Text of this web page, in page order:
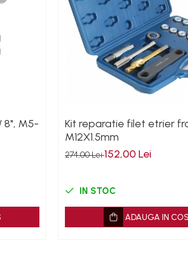
M5-
Kit reparatie filet etrier
M12X1.5mm
274,00 Lei152,00 Lei
IN STOC
ADAUGA IN COS